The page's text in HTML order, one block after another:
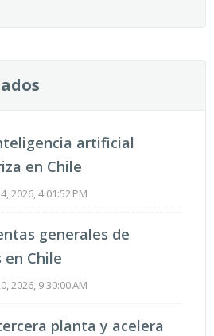
artificial
en Chile
2026, 4:01:52 PM
generales de
Chile
2026, 9:30:00 AM
planta y acelera